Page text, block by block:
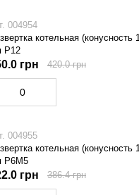
004954
котельная
Р12
грн 420.0 грн
004955
котельная
Р6М5
грн 386.4 грн